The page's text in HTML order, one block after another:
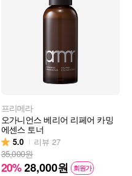
프리메라
오가니언스 베리어 리페어 카밍
에센스 토너
5.0 리뷰 27
35,000원
20%28,000원 회원가